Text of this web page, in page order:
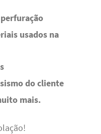
usados na
do cliente
mais.